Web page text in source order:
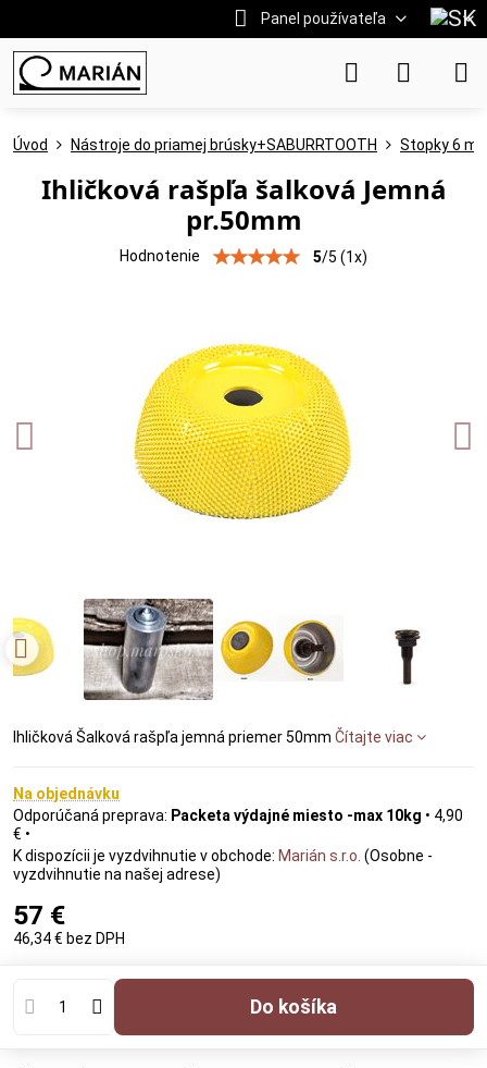
Panel používateľa
Úvod Nástroje do priamej brúsky+SABURRTOOTH Stopky 6
Ihličková rašpľa šalková Jemná
pr.50mm
Hodnotenie 5/5 (1x)
Ihličková Šalková rašpľa jemná priemer 50mm Čítajte viac
Na objednávku
Packeta výdajné miesto -max 10kg • 4,90
€ •
Marián s.r.o. (Osobne -
vyzdvihnutie na našej adrese)
57 €
46,34 € bez DPH
Do košíka